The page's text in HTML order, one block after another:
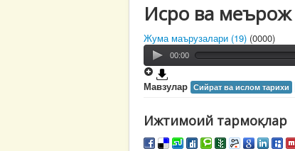
Исро ва меърож
Жума маърузалари (19) (0000)
00:00
Мавзулар Сийрат ва ислом тарихи
Ижтимоий тармоқлар